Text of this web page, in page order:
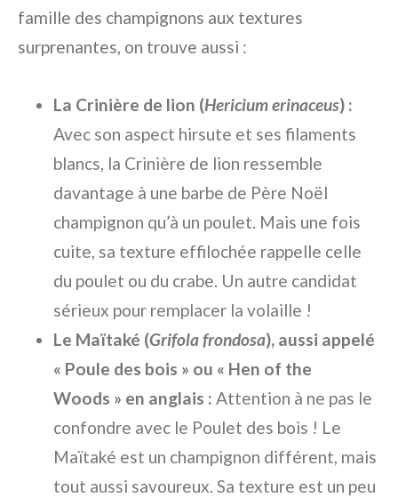
famille des champignons aux textures
surprenantes, on trouve aussi :
La Crinière de lion (Hericium erinaceus) :
Avec son aspect hirsute et ses filaments
blancs, la Crinière de lion ressemble
davantage à une barbe de Père Noël
champignon qu’à un poulet. Mais une fois
cuite, sa texture effilochée rappelle celle
du poulet ou du crabe. Un autre candidat
sérieux pour remplacer la volaille !
Le Maïtaké (Grifola frondosa), aussi appelé
« Poule des bois » ou « Hen of the
Woods » en anglais : Attention à ne pas le
confondre avec le Poulet des bois ! Le
Maïtaké est un champignon différent, mais
tout aussi savoureux. Sa texture est un peu